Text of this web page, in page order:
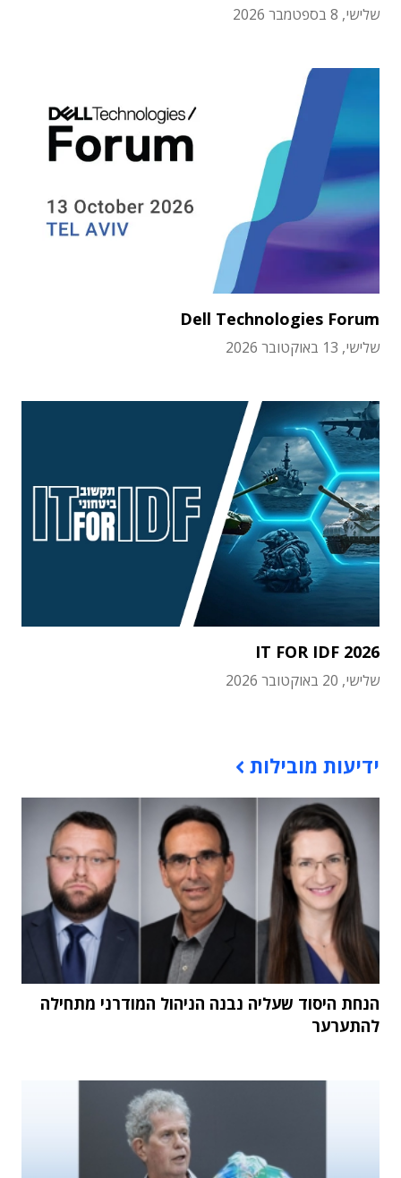
שלישי, 8 בספטמבר 2026
Dell Technologies Forum
שלישי, 13 באוקטובר 2026
IT FOR IDF 2026
שלישי, 20 באוקטובר 2026
ידיעות מובילות
הנחת היסוד שעליה נבנה הניהול המודרני מתחילה
להתערער